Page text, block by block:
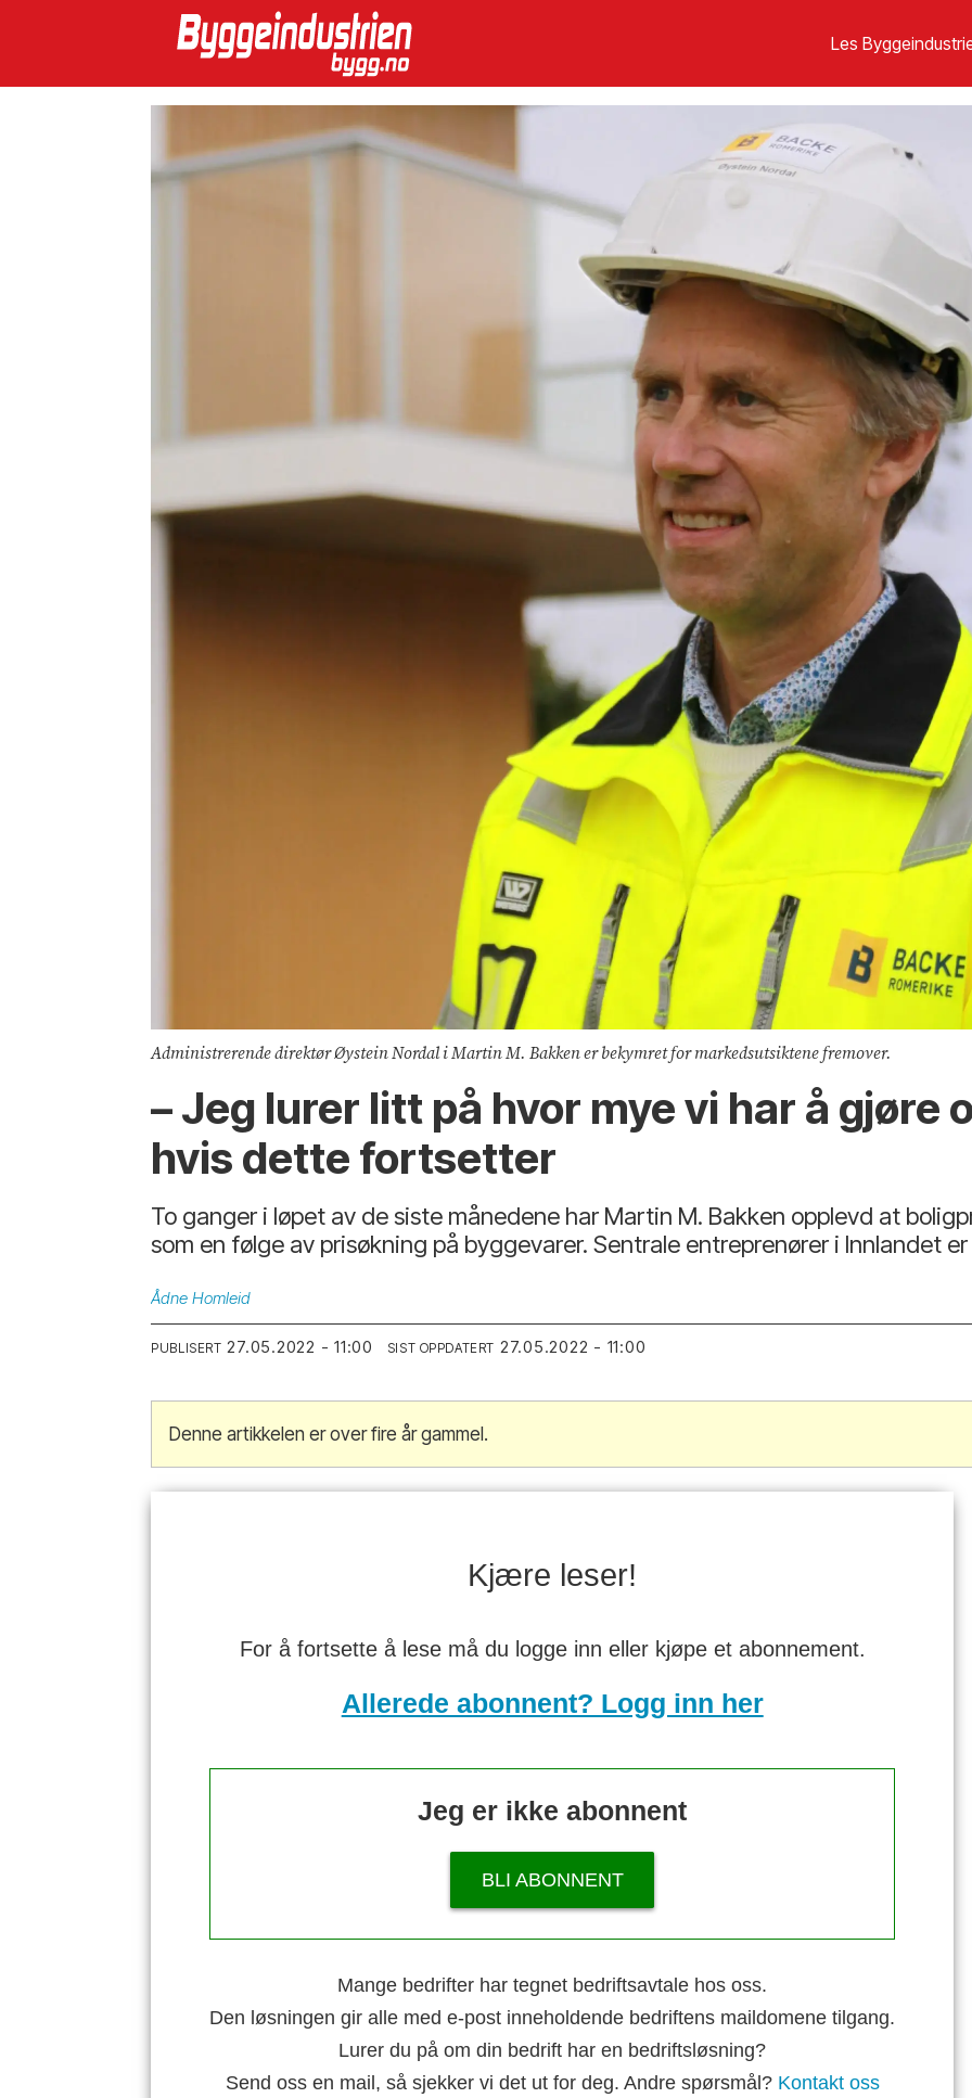
Les
Administrerende direktør Øystein Nordal i Martin M. Bakken er bekymret for markedsutsiktene fremover.
– Jeg lurer litt på hvor mye vi har å gjøre
hvis dette fortsetter
To ganger i løpet av de siste månedene har Martin M. Bakken opplevd at
som en følge av prisøkning på byggevarer. Sentrale entreprenører i Innlandet
Ådne Homleid
PUBLISERT 27.05.2022 - 11:00 SIST OPPDATERT 27.05.2022 - 11:00
Denne artikkelen er over fire år gammel.
Kjære leser!
For å fortsette å lese må du logge inn eller kjøpe et abonnement.
Allerede abonnent? Logg inn her
Jeg er ikke abonnent
BLI ABONNENT
Mange bedrifter har tegnet bedriftsavtale hos oss.
Den løsningen gir alle med e-post inneholdende bedriftens maildomene tilgang.
Lurer du på om din bedrift har en bedriftsløsning?
Send oss en mail, så sjekker vi det ut for deg. Andre spørsmål? Kontakt oss